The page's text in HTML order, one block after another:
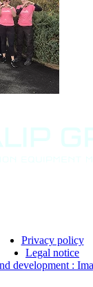
Privacy policy
Legal notice
development :